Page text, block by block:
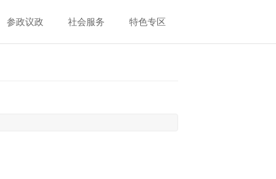
参政议政 社会服务 特色专区